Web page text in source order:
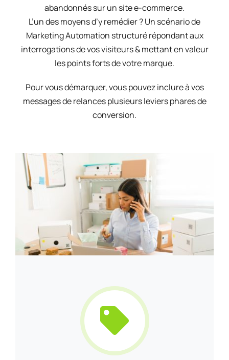
abandonnés sur un site e-commerce.
L’un des moyens d’y remédier ? Un scénario de
Marketing Automation structuré répondant aux
interrogations de vos visiteurs & mettant en valeur
les points forts de votre marque.
Pour vous démarquer, vous pouvez inclure à vos
messages de relances plusieurs leviers phares de
conversion.